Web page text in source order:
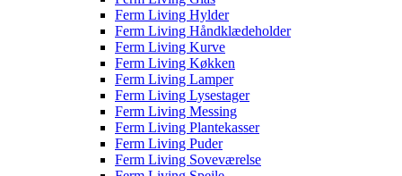
Ferm Living Hylder
Ferm Living Håndklædeholder
Ferm Living Kurve
Ferm Living Køkken
Ferm Living Lamper
Ferm Living Lysestager
Ferm Living Messing
Ferm Living Plantekasser
Ferm Living Puder
Ferm Living Soveværelse